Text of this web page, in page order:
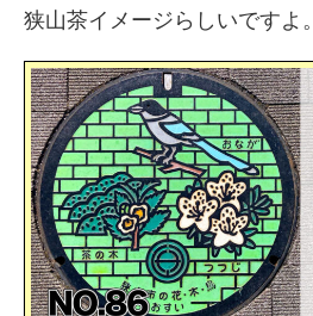
狭山茶イメージらしいですよ。